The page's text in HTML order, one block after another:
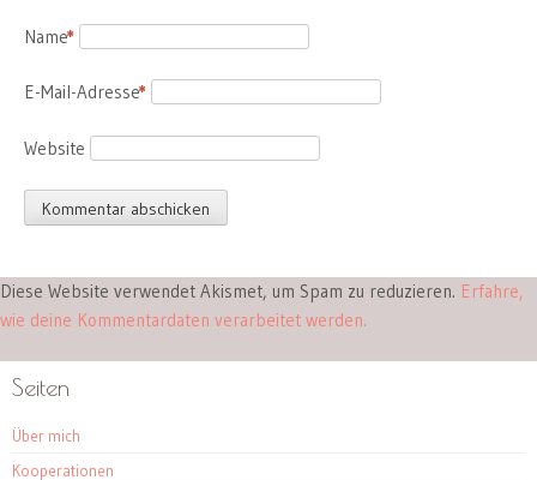
Name
*
E-Mail-Adresse
*
Website
Diese Website verwendet Akismet, um Spam zu reduzieren. Erfahre,
wie deine Kommentardaten verarbeitet werden.
Seiten
Über mich
Kooperationen